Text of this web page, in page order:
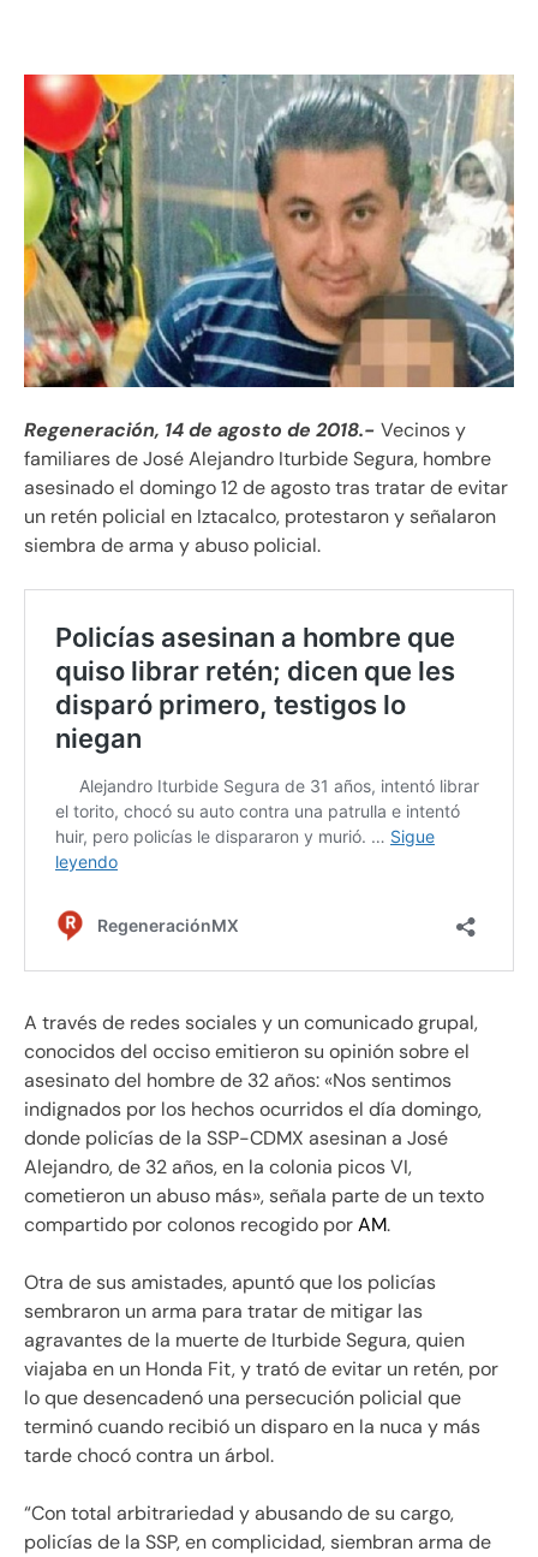
Regeneración, 14 de agosto de 2018.- Vecinos y
familiares de José Alejandro Iturbide Segura, hombre
asesinado el domingo 12 de agosto tras tratar de evitar
un retén policial en Iztacalco, protestaron y señalaron
siembra de arma y abuso policial.
A través de redes sociales y un comunicado grupal,
conocidos del occiso emitieron su opinión sobre el
asesinato del hombre de 32 años: «Nos sentimos
indignados por los hechos ocurridos el día domingo,
donde policías de la SSP-CDMX asesinan a José
Alejandro, de 32 años, en la colonia picos VI,
cometieron un abuso más», señala parte de un texto
compartido por colonos recogido porAM.
Otra de sus amistades, apuntó que los policías
sembraron un arma para tratar de mitigar las
agravantes de la muerte de Iturbide Segura, quien
viajaba en un Honda Fit, y trató de evitar un retén, por
lo que desencadenó una persecución policial que
terminó cuando recibió un disparo en la nuca y más
tarde chocó contra un árbol.
“Con total arbitrariedad y abusando de su cargo,
policías de la SSP, en complicidad, siembran arma de